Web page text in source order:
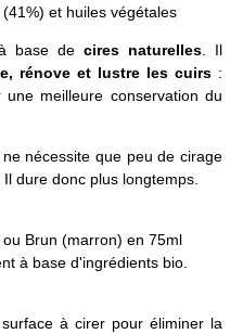
et huiles végétales
base de cires naturelles. Il
rénove et lustre les cuirs :
une meilleure conservation du
nécessite que peu de cirage
dure donc plus longtemps.
Brun (marron) en 75ml
à base d'ingrédients bio.
à cirer pour éliminer la